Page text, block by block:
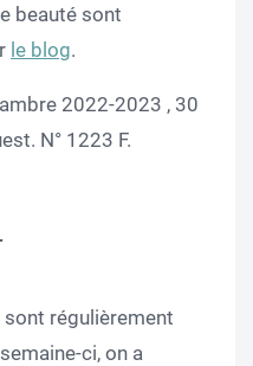
beauté sont
le blog.
2022-2023 , 30
N° 1223 F.
régulièrement
ci, on a